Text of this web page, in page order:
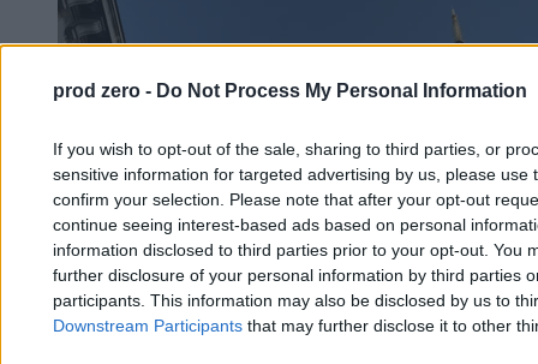
prod zero - Do Not Process My Personal Information
If you wish to opt-out of the sale, sharing to third parties, or
sensitive information for targeted advertising by us, please use
confirm your selection. Please note that after your opt-out
continue seeing interest-based ads based on personal
information disclosed to third parties prior to your opt-out. You
further disclosure of your personal information by third parties
participants. This information may also be disclosed by us to
Downstream Participants that may further disclose it to other